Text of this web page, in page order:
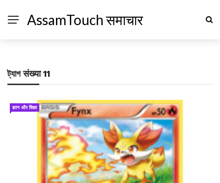
AssamTouch समाचार
ট্যাগसंख्या 11
ज्ञान और शिक्षा